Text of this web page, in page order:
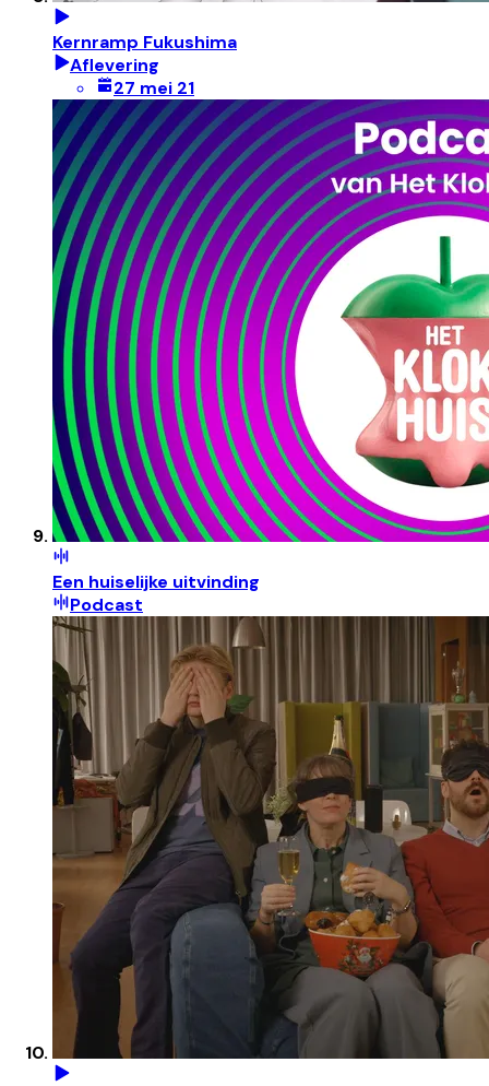
Kernramp Fukushima
Aflevering
27 mei 21
Een huiselijke uitvinding
Podcast